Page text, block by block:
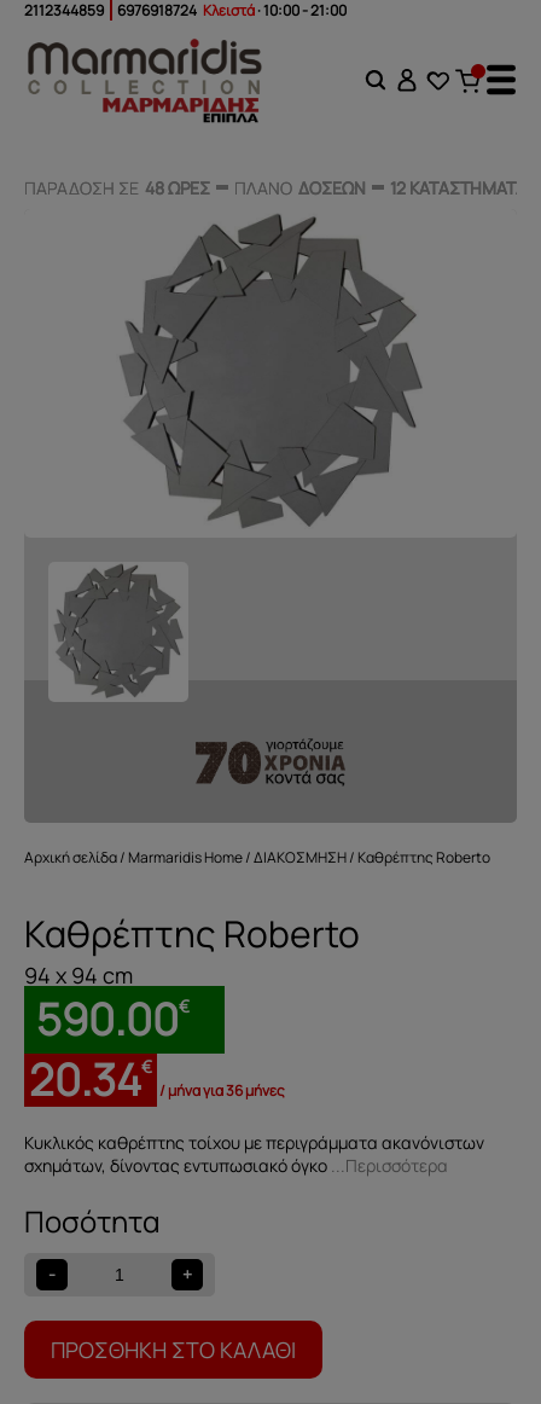
2112344859 6976918724 Κλειστά· 10:00 - 21:00
ΠΑΡΑΔΟΣΗ ΣΕ 48 ΩΡΕΣ ΠΛΑΝΟ ΔΟΣΕΩΝ 12 ΚΑΤΑΣΤΗΜΑΤΑ
ΠΑΡΑΔΟΣΗ ΣΕ 48 ΩΡΕΣ ΠΛΑΝΟ ΔΟΣΕΩΝ 12 ΚΑΤΑΣΤΗΜΑΤΑ
Αρχική σελίδα/ Marmaridis Home/ΔΙΑΚΟΣΜΗΣΗ/ Καθρέπτης Roberto
Καθρέπτης Roberto
94 x 94 cm
590.00€
20.34€
/ μήνα για 36 μήνες
Κυκλικός καθρέπτης τοίχου με περιγράμματα ακανόνιστων
σχημάτων, δίνοντας εντυπωσιακό όγκο ...Περισσότερα
-
Καθρέπτης
Roberto
ποσότητα
+
ΠΡΟΣΘΉΚΗ ΣΤΟ ΚΑΛΆΘΙ